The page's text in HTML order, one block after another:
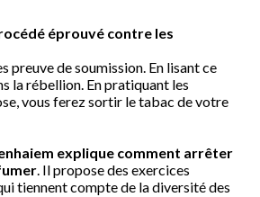
éprouvé contre les
preuve de soumission. En lisant ce
la rébellion. En pratiquant les
vous ferez sortir le tabac de votre
explique comment arrêter
. Il propose des exercices
tiennent compte de la diversité des